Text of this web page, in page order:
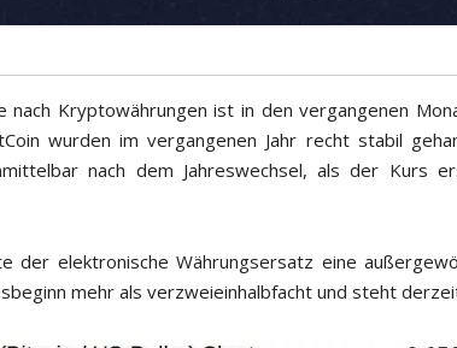
nach Kryptowährungen ist in den vergangenen
wurden im vergangenen Jahr recht stabil
nach dem Jahreswechsel, als der Kurs
der elektronische Währungsersatz eine
mehr als verzweieinhalbfacht und steht